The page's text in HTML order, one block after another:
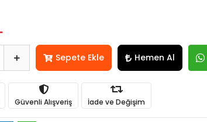
Sepete Ekle Hemen Al
Güvenli Alışveriş İade ve Değişim